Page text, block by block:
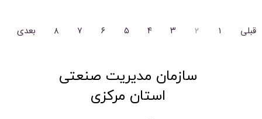
قبلی ۱ ۲ ۳ ۴ ۵ ۶ ۷ ۸ بعدی
​سازمان مدیریت صنعتی
استان مرکزی